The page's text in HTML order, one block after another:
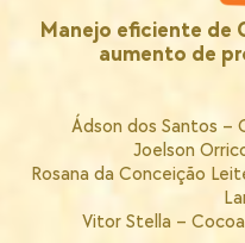
Manejo eficiente de
aumento de
Ádson dos Santos –
Joelson
Rosana da Conceição
Vitor Stella –